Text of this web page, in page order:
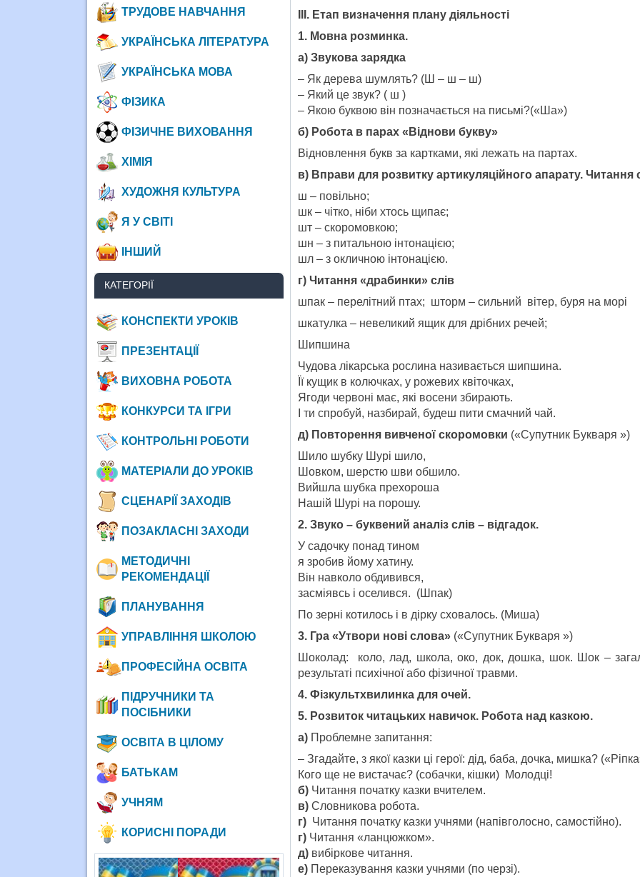
ІІІ. Етап визначення плану діяльності
1. Мовна розминка.
а) Звукова зарядка
– Як дерева шумлять? (Ш – ш – ш)
– Який це звук? ( ш )
– Якою буквою він позначається на письмі?(«Ша»)
б) Робота в парах «Віднови букву»
Відновлення букв за картками, які лежать на партах.
в) Вправи для розвитку артикуляційного апарату. Читання
ш – повільно;
шк – чітко, ніби хтось щипає;
шт – скоромовкою;
шн – з питальною інтонацією;
шл – з окличною інтонацією.
г) Читання «драбинки» слів
шпак – перелітний птах; шторм – сильний вітер, буря на морі
шкатулка – невеликий ящик для дрібних речей;
Шипшина
Чудова лікарська рослина називається шипшина.
Її кущик в колючках, у рожевих квіточках,
Ягоди червоні має, які восени збирають.
І ти спробуй, назбирай, будеш пити смачний чай.
д) Повторення вивченої скоромовки («Супутник Букваря »)
Шило шубку Шурі шило,
Шовком, шерстю шви обшило.
Вийшла шубка прехороша
Нашій Шурі на порошу.
2. Звуко – буквений аналіз слів – відгадок.
У садочку понад тином
я зробив йому хатину.
Він навколо обдивився,
засміявсь і оселився. (Шпак)
По зерні котилось і в дірку сховалось. (Миша)
3. Гра «Утвори нові слова» («Супутник Букваря »)
Шоколад: коло, лад, школа, око, док, дошка, шок. Шок –
результаті психічної або фізичної травми.
4. Фізкультхвилинка для очей.
5. Розвиток читацьких навичок. Робота над казкою.
а) Проблемне запитання:
– Згадайте, з якої казки ці герої: дід, баба, дочка, мишка?
Кого ще не вистачає? (собачки, кішки) Молодці!
б) Читання початку казки вчителем.
в) Словникова робота.
г) Читання початку казки учнями (напівголосно, самостійно).
г) Читання «ланцюжком».
д) вибіркове читання.
е) Переказування казки учнями (по черзі).
ТРУДОВЕ НАВЧАННЯ
УКРАЇНСЬКА ЛІТЕРАТУРА
УКРАЇНСЬКА МОВА
ФІЗИКА
ФІЗИЧНЕ ВИХОВАННЯ
ХІМІЯ
ХУДОЖНЯ КУЛЬТУРА
Я У СВІТІ
ІНШИЙ
КАТЕГОРІЇ
КОНСПЕКТИ УРОКІВ
ПРЕЗЕНТАЦІЇ
ВИХОВНА РОБОТА
КОНКУРСИ ТА ІГРИ
КОНТРОЛЬНІ РОБОТИ
МАТЕРІАЛИ ДО УРОКІВ
СЦЕНАРІЇ ЗАХОДІВ
ПОЗАКЛАСНІ ЗАХОДИ
МЕТОДИЧНІ
РЕКОМЕНДАЦІЇ
ПЛАНУВАННЯ
УПРАВЛІННЯ ШКОЛОЮ
ПРОФЕСІЙНА ОСВІТА
ПІДРУЧНИКИ ТА
ПОСІБНИКИ
ОСВІТА В ЦІЛОМУ
БАТЬКАМ
УЧНЯМ
КОРИСНІ ПОРАДИ